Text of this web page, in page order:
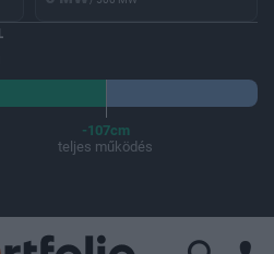
-107cm
teljes működés